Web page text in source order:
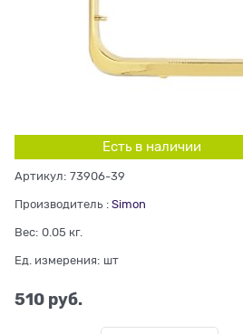
Есть в наличии
Артикул: 73906-39
Производитель : Simon
Вес: 0.05 кг.
Ед. измерения: шт
510 руб.